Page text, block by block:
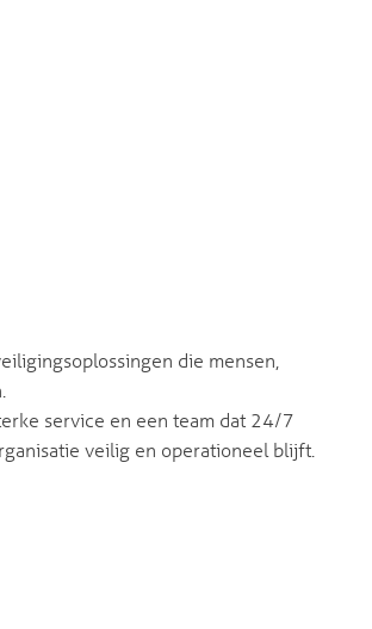
die mensen,
service en een team dat 24/7
veilig en operationeel blijft.